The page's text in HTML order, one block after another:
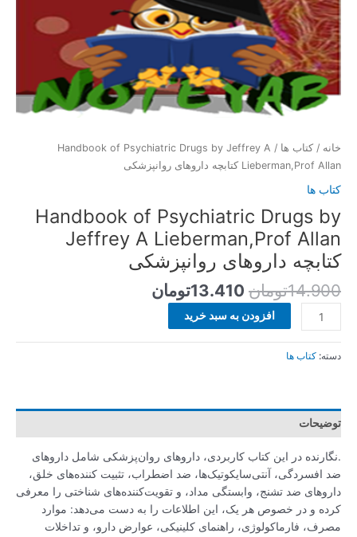
خانه / کتاب ها
/ Handbook of Psychiatric Drugs by Jeffrey A
Lieberman,Prof Allan کتابچه داروهای روانپزشکی
کتاب ها
Handbook of Psychiatric Drugs by
Jeffrey A Lieberman,Prof Allan
کتابچه داروهای روانپزشکی
14.900تومان 13.410تومان
روانپزشکی
عدد
افزودن به سبد خرید
دسته: کتاب ها
توضیحات
.نگارنده در این کتاب کاربردی، داروهای روان‌پزشکی شامل داروهای
ضد افسردگی، آنتی‌سایکوتیک‌ها، ضد اضطراب، تثبیت کننده‌های خلق،
داروهای ضد تشنج، وابستگی مداد، و تقویت‌کننده‌های شناختی را معرفی
کرده و در خصوص هر یک، این اطلاعات را به دست می‌دهد: موارد
مصرف، فارماکولوژی، راهنمای کلینیکی، عوارض دارو، و تداخلات